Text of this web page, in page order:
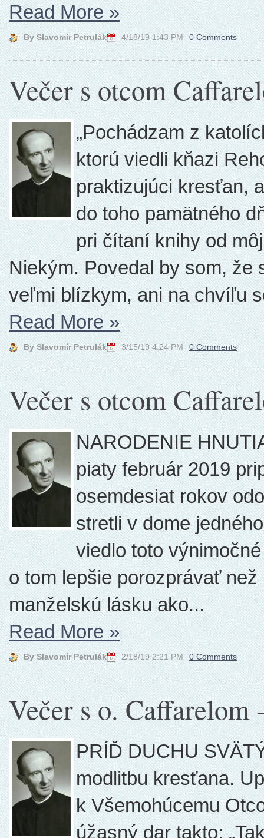
Read More»
By Slavomír Petrulák 4/18/19 1:43 PM 0 Comments
Večer s otcom
„Pochádzam z
ktorú viedli kňazi
praktizujúci kresťan,
do toho pamätného
pri čítaní knihy od
Niekým. Povedal by som, že
veľmi blízkym, ani na chvíľu
Read More»
By Slavomír Petrulák 3/15/19 4:24 PM 0 Comments
Večer s otcom
NARODENIE
piaty február 2019
osemdesiat rokov
stretli v dome
viedlo toto
o tom lepšie porozprávať
manželskú lásku ako...
Read More»
By Slavomír Petrulák 2/18/19 2:21 PM 0 Comments
Večer s o. Caffarelom
PRÍĎ DUCHU
modlitbu kresťana.
k Všemohúcemu
úžasný dar takto: